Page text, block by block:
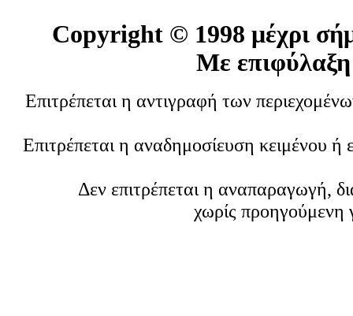
Copyright © 1998 μέχρι
Με επιφύλαξη
Επιτρέπεται η αντιγραφή των
Επιτρέπεται η αναδημοσίευση κειμένου
Δεν επιτρέπεται η αναπαραγωγή,
χωρίς προηγούμενη